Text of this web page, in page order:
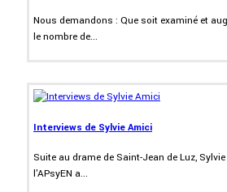
Nous demandons : Que soit examiné et
le nombre de...
Interviews de Sylvie Amici
Suite au drame de Saint-Jean de Luz,
l'APsyEN a...